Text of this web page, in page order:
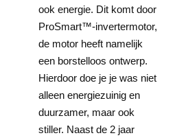
ook energie. Dit komt door
ProSmart™-invertermotor,
de motor heeft namelijk
een borstelloos ontwerp.
Hierdoor doe je je was niet
alleen energiezuinig en
duurzamer, maar ook
stiller. Naast de 2 jaar